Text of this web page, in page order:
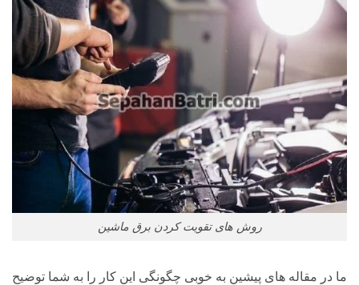
روش های تقویت کردن برق ماشین
ما در مقاله های پیشین به خوبی چگونگی این کار را به شما توضیح